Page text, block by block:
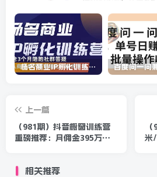
杨名商业IP孵化训练营，从商业到内容到转化一站式学 价值5980元
上一篇
（981期）抖音橱窗训练营
重磅推荐：月佣金395万，
米/
相关推荐